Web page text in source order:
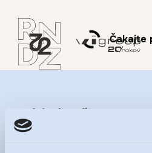
Čakajte
Nalaďte sa